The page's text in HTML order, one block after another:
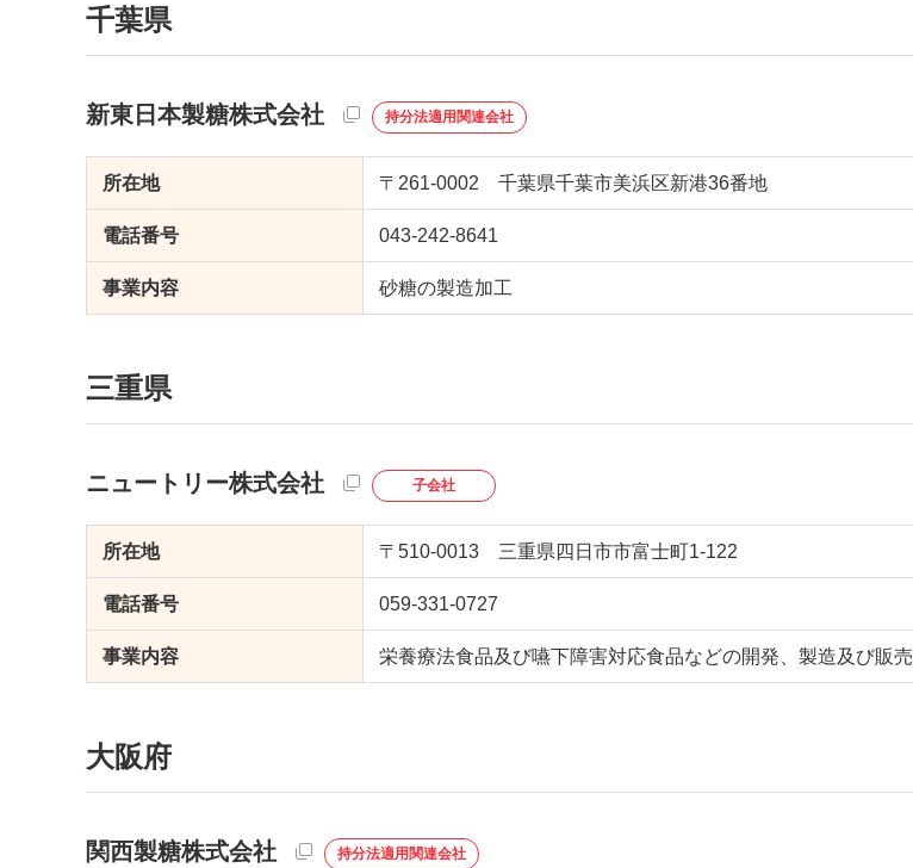
千葉県
新東日本製糖株式会社 持分法適用関連会社
所在地 〒261-0002 千葉県千葉市美浜区新港36番地
電話番号 043-242-8641
事業内容 砂糖の製造加工
三重県
ニュートリー株式会社 子会社
所在地 〒510-0013 三重県四日市市富士町1-122
電話番号 059-331-0727
事業内容 栄養療法食品及び嚥下障害対応食品などの開発、製造及び販売
大阪府
関西製糖株式会社 持分法適用関連会社